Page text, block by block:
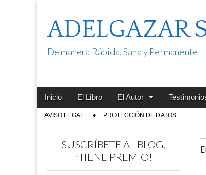
ADELGAZAR
De manera Rápida, Sana y Permanente
Main
Skip
content
Inicio El Libro El Autor
SubAVISO LEGAL PROTECCIÓN DE DATOS
SUSCRÍBETE AL BLOG,
¡TIENE PREMIO!